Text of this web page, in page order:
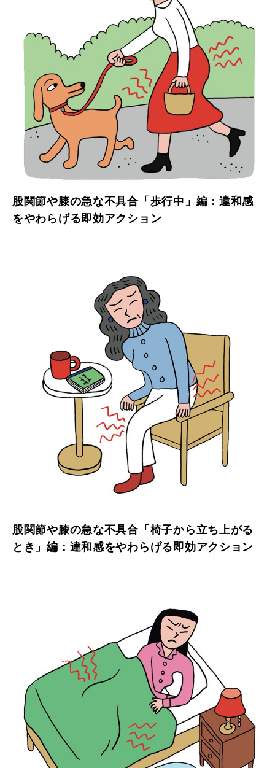
股関節や膝の急な不具合「歩行中」編：違和感
をやわらげる即効アクション
股関節や膝の急な不具合「椅子から立ち上がる
とき」編：違和感をやわらげる即効アクション